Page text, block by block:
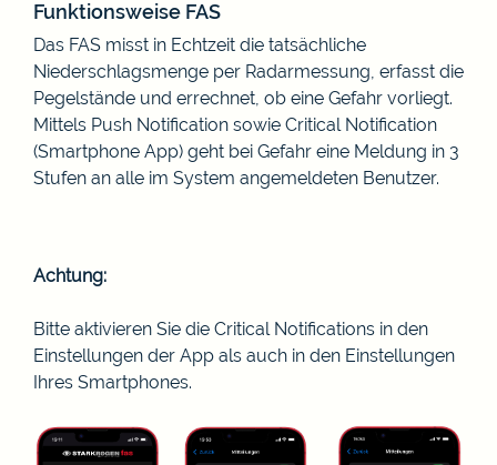
Funktionsweise FAS
Das FAS misst in Echtzeit die tatsächliche
Niederschlagsmenge per Radarmessung, erfasst die
Pegelstände und errechnet, ob eine Gefahr vorliegt.
Mittels Push Notification sowie Critical Notification
(Smartphone App) geht bei Gefahr eine Meldung in 3
Stufen an alle im System angemeldeten Benutzer.
Achtung:
Bitte aktivieren Sie die Critical Notifications in den
Einstellungen der App als auch in den Einstellungen
Ihres Smartphones.